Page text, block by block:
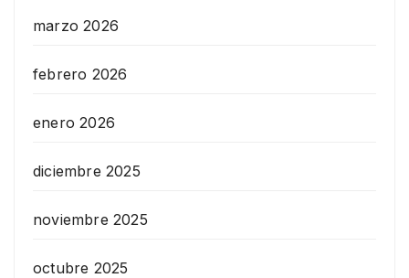
marzo 2026
febrero 2026
enero 2026
diciembre 2025
noviembre 2025
octubre 2025